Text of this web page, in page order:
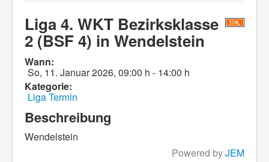
Liga 4. WKT Bezirksklasse
2 (BSF 4) in Wendelstein
Wann:
So, 11. Januar 2026, 09:00 h - 14:00 h
Kategorie:
Liga Termin
Beschreibung
Wendelstein
Powered byJEM